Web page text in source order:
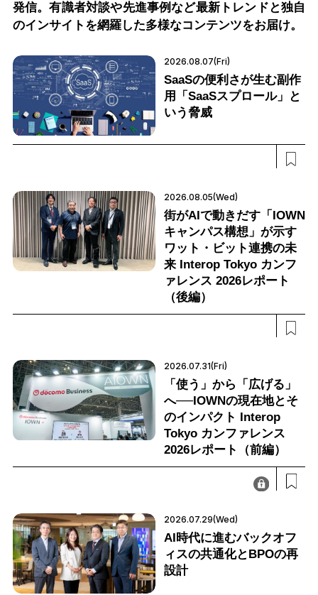
発信。有識者対談や先進事例など最新トレンドと独自
のインサイトを網羅した多様なコンテンツをお届け。
2026.08.07(Fri)
SaaSの便利さが生む副作
用「SaaSスプロール」と
いう脅威
2026.08.05(Wed)
街がAIで動きだす「IOWN
キャンパス構想」が示す
ワット・ビット連携の未
来 Interop Tokyo カンフ
ァレンス 2026レポート
（後編）
2026.07.31(Fri)
「使う」から「広げる」
へ──IOWNの現在地とそ
のインパクト Interop
Tokyo カンファレンス
2026レポート（前編）
2026.07.29(Wed)
AI時代に進むバックオフ
ィスの共通化とBPOの再
設計